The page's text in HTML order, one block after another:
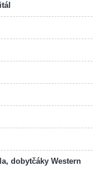
dobytčáky Western